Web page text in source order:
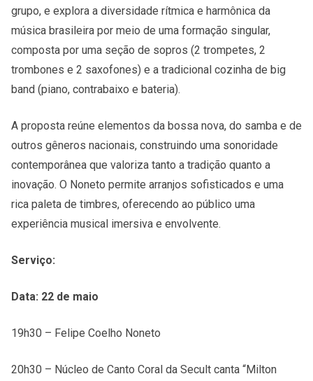
grupo, e explora a diversidade rítmica e harmônica da
música brasileira por meio de uma formação singular,
composta por uma seção de sopros (2 trompetes, 2
trombones e 2 saxofones) e a tradicional cozinha de big
band (piano, contrabaixo e bateria).
A proposta reúne elementos da bossa nova, do samba e de
outros gêneros nacionais, construindo uma sonoridade
contemporânea que valoriza tanto a tradição quanto a
inovação. O Noneto permite arranjos sofisticados e uma
rica paleta de timbres, oferecendo ao público uma
experiência musical imersiva e envolvente.
Serviço:
Data: 22 de maio
19h30 – Felipe Coelho Noneto
20h30 – Núcleo de Canto Coral da Secult canta “Milton